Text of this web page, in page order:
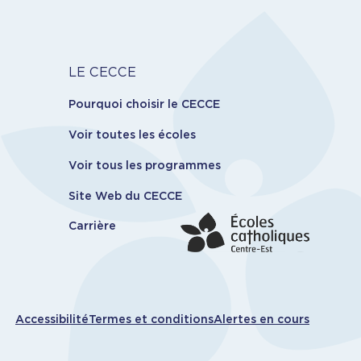
Carrière
LE CECCE
Pourquoi choisir le CECCE
Voir toutes les écoles
Voir tous les programmes
Site Web du CECCE
Carrière
AccessibilitéTermes et conditionsAlertes en cours